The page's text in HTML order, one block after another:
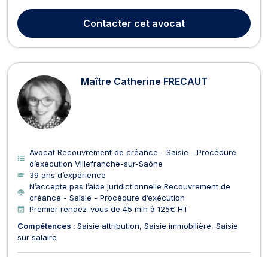
vente ou la location d'un bien immeuble, aux vices cachés, à
la garantie décennale ou plus g...
Contacter cet avocat
Maître Catherine FRECAUT
Avocat Recouvrement de créance - Saisie - Procédure
d’exécution Villefranche-sur-Saône
39 ans d’expérience
N’accepte pas l’aide juridictionnelle Recouvrement de
créance - Saisie - Procédure d’exécution
Premier rendez-vous de 45 min à 125€ HT
Compétences : Saisie attribution Saisie immobilière Saisie
sur salaire